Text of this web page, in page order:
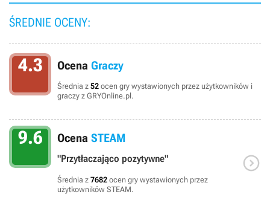
ŚREDNIE OCENY:
4.3 Ocena Graczy
Średnia z 52 ocen gry wystawionych przez użytkowników i
graczy z GRYOnline.pl.
9.6 Ocena STEAM
"Przytłaczająco pozytywne"
Średnia z 7682 ocen gry wystawionych przez
użytkowników STEAM.
